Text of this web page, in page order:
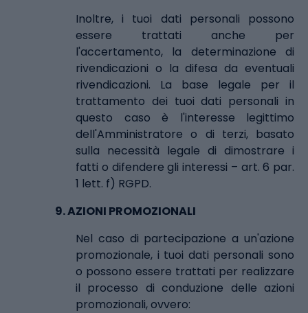
Inoltre, i tuoi dati personali possono
essere trattati anche per
l'accertamento, la determinazione di
rivendicazioni o la difesa da eventuali
rivendicazioni. La base legale per il
trattamento dei tuoi dati personali in
questo caso è l'interesse legittimo
dell'Amministratore o di terzi, basato
sulla necessità legale di dimostrare i
fatti o difendere gli interessi – art. 6 par.
1 lett. f) RGPD.
9.AZIONI PROMOZIONALI
Nel caso di partecipazione a un'azione
promozionale, i tuoi dati personali sono
o possono essere trattati per realizzare
il processo di conduzione delle azioni
promozionali, ovvero: